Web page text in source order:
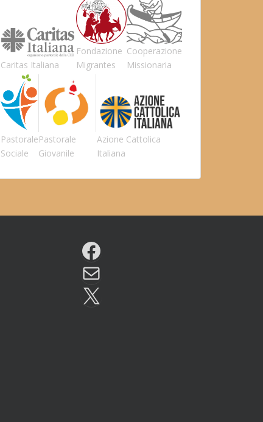
Caritas Italiana
Fondazione
Migrantes
Cooperazione
Missionaria
Pastorale
Sociale
Pastorale
Giovanile
Azione Cattolica
Italiana
Facebook
Email
X